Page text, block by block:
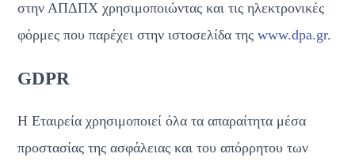
στην ΑΠΔΠΧ χρησιμοποιώντας και τις ηλεκτρονικές
φόρμες που παρέχει στην ιστοσελίδα της www.dpa.gr.
GDPR
Η Εταιρεία χρησιμοποιεί όλα τα απαραίτητα μέσα
προστασίας της ασφάλειας και του απόρρητου των